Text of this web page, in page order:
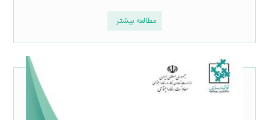
مطالعه بیشتر